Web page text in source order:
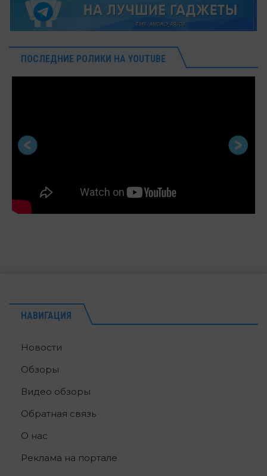
ПОСЛЕДНИЕ РОЛИКИ НА YOUTUBE
НАВИГАЦИЯ
Новости
Обзоры
Видео обзоры
Обратная связь
О нас
Реклама на портале